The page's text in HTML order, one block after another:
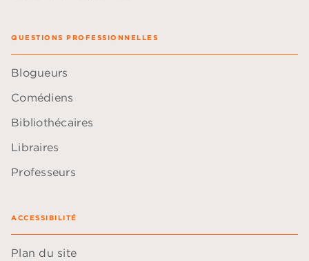
QUESTIONS PROFESSIONNELLES
Blogueurs
Comédiens
Bibliothécaires
Libraires
Professeurs
ACCESSIBILITÉ
Plan du site